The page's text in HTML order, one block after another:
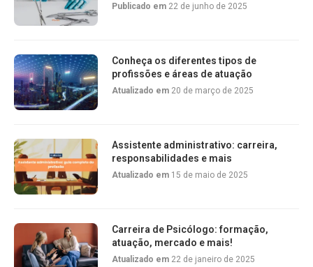
Publicado em 22 de junho de 2025
Conheça os diferentes tipos de
profissões e áreas de atuação
Atualizado em 20 de março de 2025
Assistente administrativo: carreira,
responsabilidades e mais
Atualizado em 15 de maio de 2025
Carreira de Psicólogo: formação,
atuação, mercado e mais!
Atualizado em 22 de janeiro de 2025